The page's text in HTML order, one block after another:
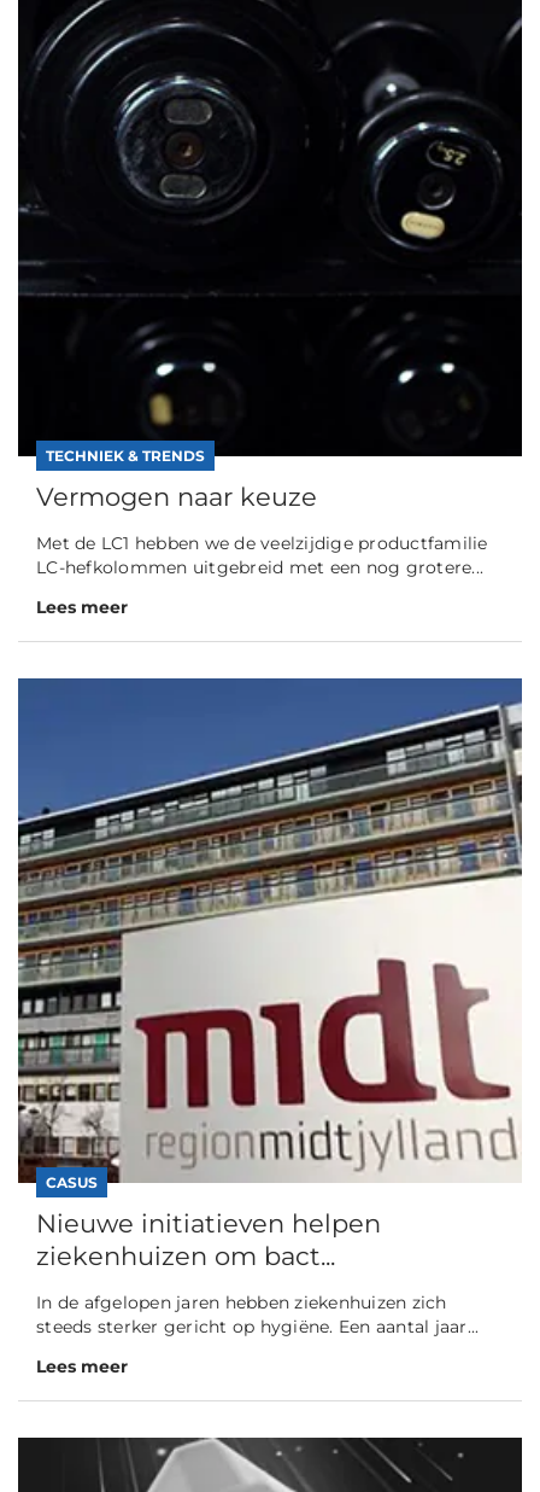
TECHNIEK & TRENDS
Vermogen naar keuze
Met de LC1 hebben we de veelzijdige productfamilie
LC-hefkolommen uitgebreid met een nog grotere...
Lees meer
CASUS
Nieuwe initiatieven helpen
ziekenhuizen om bact...
In de afgelopen jaren hebben ziekenhuizen zich
steeds sterker gericht op hygiëne. Een aantal jaar...
Lees meer